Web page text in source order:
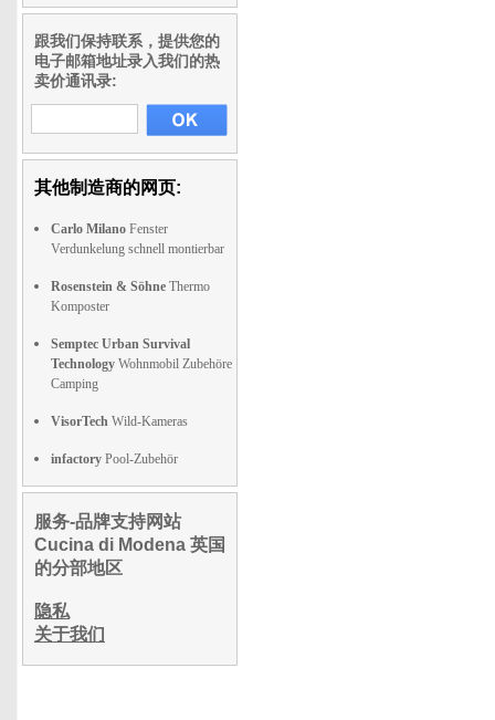
跟我们保持联系，提供您的
电子邮箱地址录入我们的热
卖价通讯录:
其他制造商的网页:
Carlo Milano Fenster
Verdunkelung schnell montierbar
Rosenstein & Söhne Thermo
Komposter
Semptec Urban Survival
Technology Wohnmobil Zubehöre
Camping
VisorTech Wild-Kameras
infactory Pool-Zubehör
服务-品牌支持网站
Cucina di Modena 英国
的分部地区
隐私
关于我们